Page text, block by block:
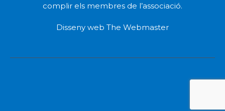
complir els membres de l’associació.
Disseny web The Webmaster